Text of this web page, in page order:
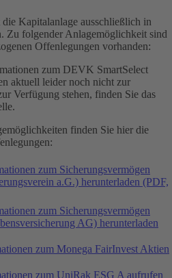
Kapitalanlage ausschließlich in
Zu folgender Anlagemöglichkeit sind
Offenlegungen vorhanden:
zum DEVK SmartSelect
aktuell leider noch nicht zur
Verfügung stehen, finden Sie das
finden Sie hier die
zum Sicherungsvermögen
a.G.) herunterladen (PDF,
zum Sicherungsvermögen
AG) herunterladen
zum Monega FairInvest Aktien
zum UniRak ESG A aufrufen